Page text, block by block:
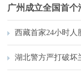
广州成立全国首
西藏首家24小时人
湖北警方严打破坏